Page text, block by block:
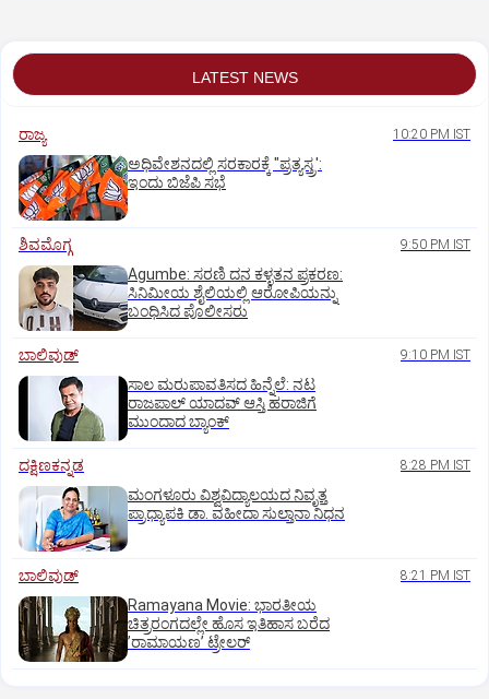
LATEST NEWS
ರಾಜ್ಯ 10:20 PM IST
ಅಧಿವೇಶನದಲ್ಲಿ ಸರಕಾರಕ್ಕೆ "ಪ್ರತ್ಯಸ್ತ್ರ':
ಇಂದು ಬಿಜೆಪಿ ಸಭೆ
ಶಿವಮೊಗ್ಗ 9:50 PM IST
Agumbe: ಸರಣಿ ದನ ಕಳ್ಳತನ ಪ್ರಕರಣ:
ಸಿನಿಮೀಯ ಶೈಲಿಯಲ್ಲಿ ಆರೋಪಿಯನ್ನು
ಬಂಧಿಸಿದ ಪೊಲೀಸರು
ಬಾಲಿವುಡ್‌ 9:10 PM IST
ಸಾಲ ಮರುಪಾವತಿಸದ ಹಿನ್ನೆಲೆ: ನಟ
ರಾಜಪಾಲ್ ಯಾದವ್‌ ಆಸ್ತಿ ಹರಾಜಿಗೆ
ಮುಂದಾದ ಬ್ಯಾಂಕ್
ದಕ್ಷಿಣಕನ್ನಡ 8:28 PM IST
ಮಂಗಳೂರು ವಿಶ್ವವಿದ್ಯಾಲಯದ ನಿವೃತ್ತ
ಪ್ರಾಧ್ಯಾಪಕಿ ಡಾ. ವಹೀದಾ ಸುಲ್ತಾನಾ ನಿಧನ
ಬಾಲಿವುಡ್‌ 8:21 PM IST
Ramayana Movie: ಭಾರತೀಯ
ಚಿತ್ರರಂಗದಲ್ಲೇ ಹೊಸ ಇತಿಹಾಸ ಬರೆದ
ʼರಾಮಾಯಣʼ ಟ್ರೇಲರ್